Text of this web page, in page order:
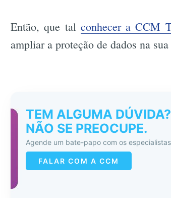
Então, que tal conhecer a CCM
ampliar a proteção de dados na
TEM ALGUMA DÚVIDA?
NÃO SE PREOCUPE.
Agende um bate-papo com os
FALAR COM A CCM